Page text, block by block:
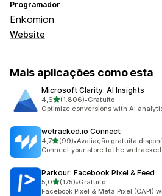
Programador
Enkomion
Website
Mais aplicações como esta
Microsoft Clarity: AI Insights
4,6de 5 estrelas
(1.806)
1806 total de avaliações
•Gratuito
Optimize conversions with AI
wetracked.io Connect
4,7de 5 estrelas
(99)
99 total de avaliações
•Avaliação gratuita
Connect your store to the
Parkour: Facebook Pixel & Feed
5,0de 5 estrelas
(175)
175 total de avaliações
•Gratuito
Facebook Pixel & Meta Pixel (CAPI)